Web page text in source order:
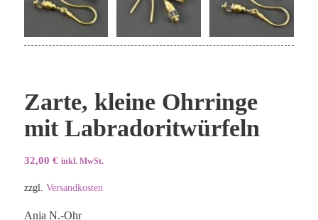
Zarte, kleine Ohrringe
mit Labradoritwürfeln
32,00 € inkl. MwSt.
zzgl. Versandkosten
Anja N.-Ohr